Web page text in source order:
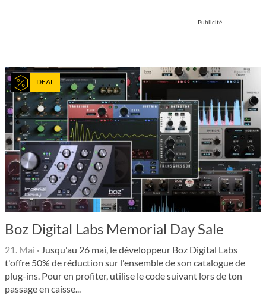
Publicité
DEAL
Boz Digital Labs Memorial Day Sale
21. Mai · Jusqu'au 26 mai, le développeur Boz Digital Labs
t'offre 50% de réduction sur l'ensemble de son catalogue de
plug-ins. Pour en profiter, utilise le code suivant lors de ton
passage en caisse...